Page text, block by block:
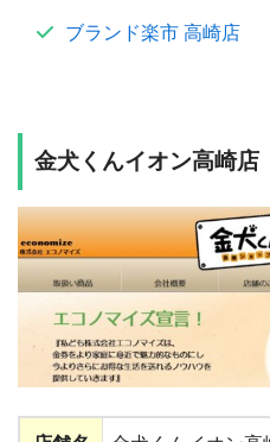
ブランド楽市 高崎店
金犬くんイオン高崎店